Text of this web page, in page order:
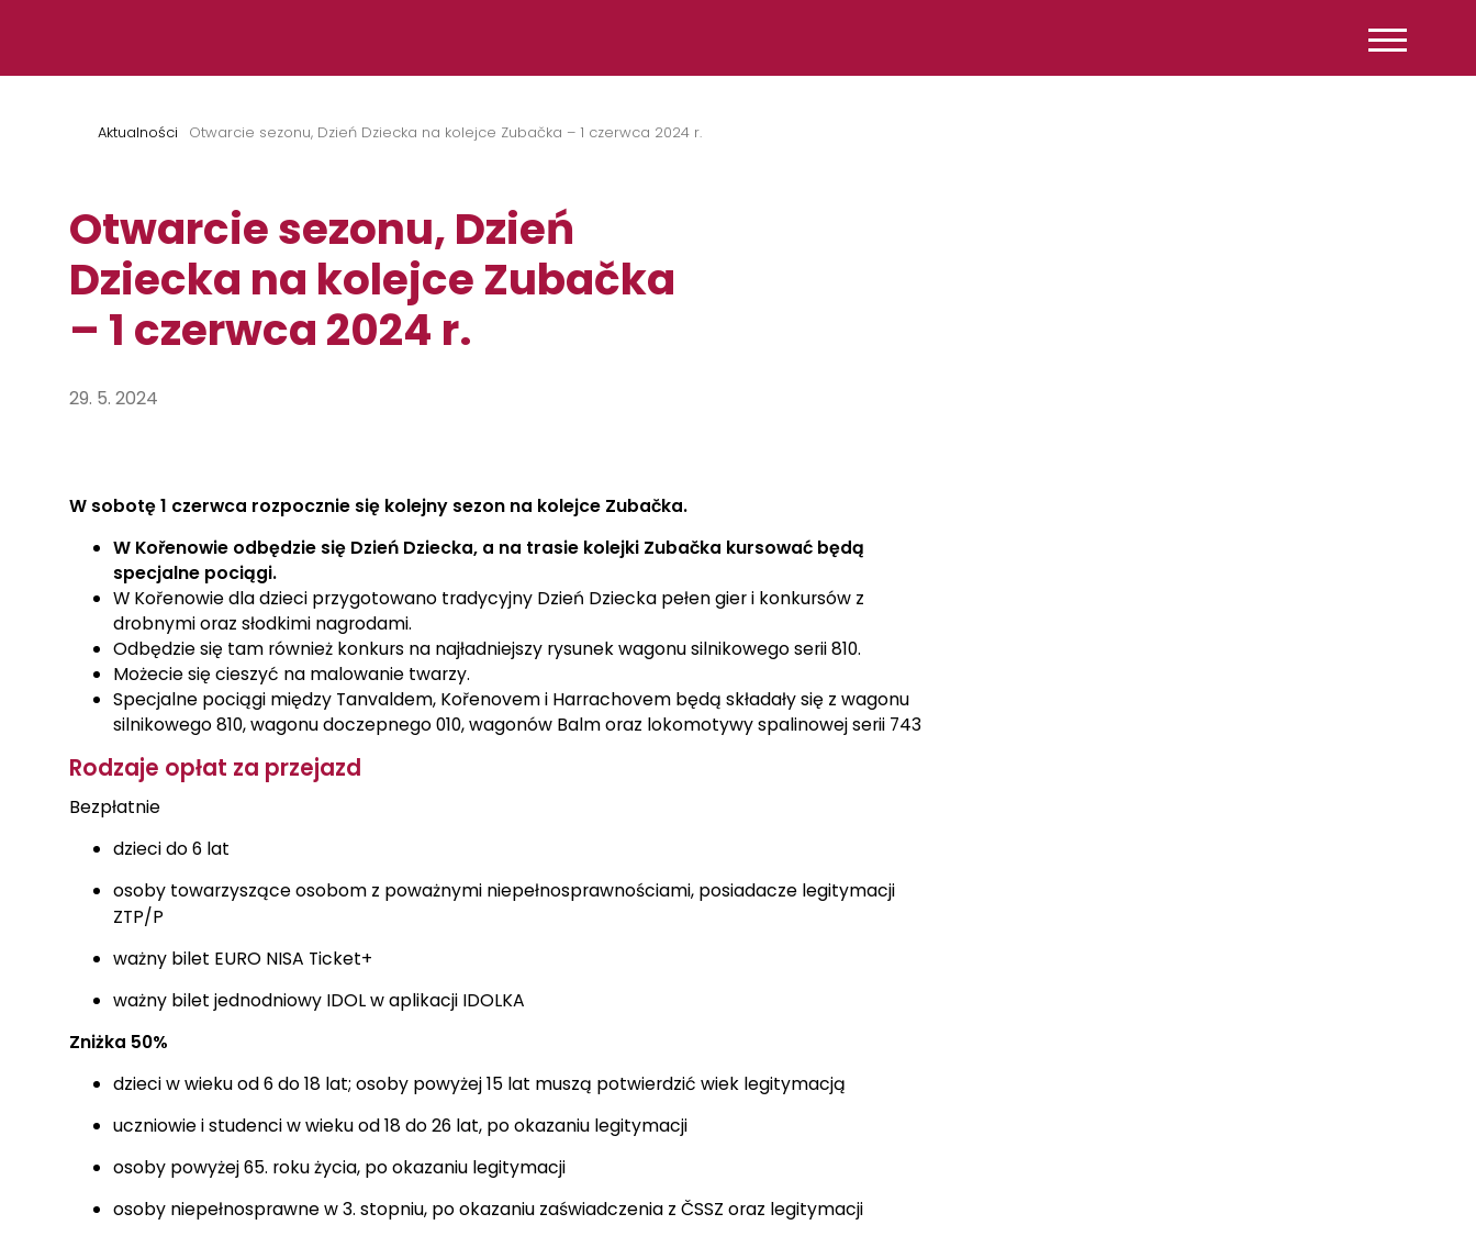
Aktualności Otwarcie sezonu, Dzień Dziecka na kolejce Zubačka – 1 czerwca 2024 r.
Otwarcie sezonu, Dzień
Dziecka na kolejce Zubačka
– 1 czerwca 2024 r.
29. 5. 2024
W sobotę 1 czerwca rozpocznie się kolejny sezon na kolejce Zubačka.
W Kořenowie odbędzie się Dzień Dziecka, a na trasie kolejki Zubačka kursować będą
specjalne pociągi.
W Kořenowie dla dzieci przygotowano tradycyjny Dzień Dziecka pełen gier i konkursów z
drobnymi oraz słodkimi nagrodami.
Odbędzie się tam również konkurs na najładniejszy rysunek wagonu silnikowego serii 810.
Możecie się cieszyć na malowanie twarzy.
Specjalne pociągi między Tanvaldem, Kořenovem i Harrachovem będą składały się z wagonu
silnikowego 810, wagonu doczepnego 010, wagonów Balm oraz lokomotywy spalinowej serii 743
Rodzaje opłat za przejazd
Bezpłatnie
dzieci do 6 lat
osoby towarzyszące osobom z poważnymi niepełnosprawnościami, posiadacze legitymacji
ZTP/P
ważny bilet EURO NISA Ticket+
ważny bilet jednodniowy IDOL w aplikacji IDOLKA
Zniżka 50%
dzieci w wieku od 6 do 18 lat; osoby powyżej 15 lat muszą potwierdzić wiek legitymacją
uczniowie i studenci w wieku od 18 do 26 lat, po okazaniu legitymacji
osoby powyżej 65. roku życia, po okazaniu legitymacji
osoby niepełnosprawne w 3. stopniu, po okazaniu zaświadczenia z ČSSZ oraz legitymacji